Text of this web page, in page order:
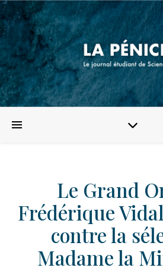
Le Grand
Frédérique
contre la
Madame la